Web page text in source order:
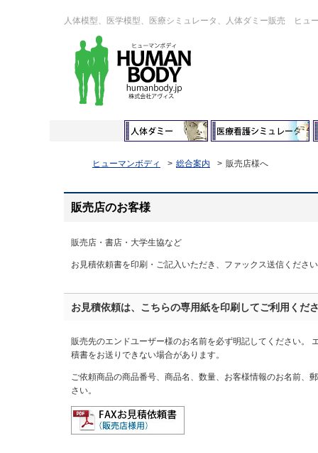
人体模型、医学模型、医療シミュレータ、人体ダミー販売 ヒュ
ヒューマンボディ 総合案内 販売店様へ
販売店のお客様
販売店・書店・大学生協など
お見積依頼書を印刷・ご記入いただき、ファックス送信くださ
お見積依頼は、こちらの専用紙を印刷してご利用くだ
販売先のエンドユーザー様のお名前を必ず明記してください。
積書をお送りできない場合があります。
ご依頼商品の商品番号、商品名、数量、お客様情報のお名前、
さい。